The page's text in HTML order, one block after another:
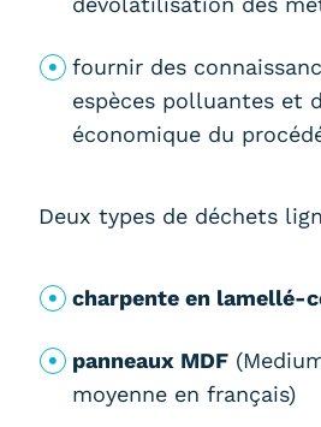
fournir des
espèces polluantes et
économique du
Deux types de déchets
charpente en lamellé-
panneaux MDF
moyenne en français)